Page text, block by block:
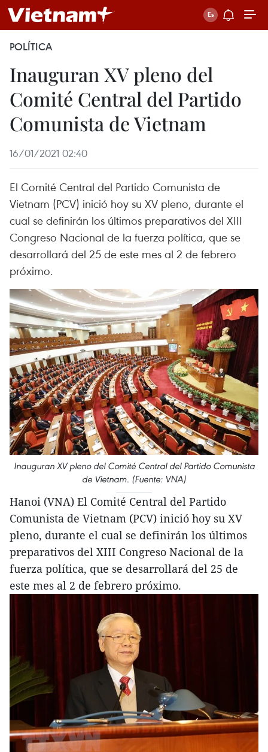
POLÍTICA
Inauguran XV pleno del
Comité Central del Partido
Comunista de Vietnam
16/01/2021 02:40
El Comité Central del Partido Comunista de
Vietnam (PCV) inició hoy su XV pleno, durante el
cual se definirán los últimos preparativos del XIII
Congreso Nacional de la fuerza política, que se
desarrollará del 25 de este mes al 2 de febrero
próximo.
Inauguran XV pleno del Comité Central del Partido Comunista
de Vietnam. (Fuente: VNA)
Hanoi (VNA) El Comité Central del Partido
Comunista de Vietnam (PCV) inició hoy su XV
pleno, durante el cual se definirán los últimos
preparativos del XIII Congreso Nacional de la
fuerza política, que se desarrollará del 25 de
este mes al 2 de febrero próximo.